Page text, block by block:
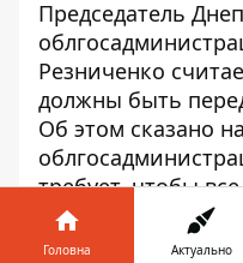
Председатель
Резниченко
должны быть
Об этом сказано
требует, чтобы
сферы: школы,
на балансе
Головна Актуально